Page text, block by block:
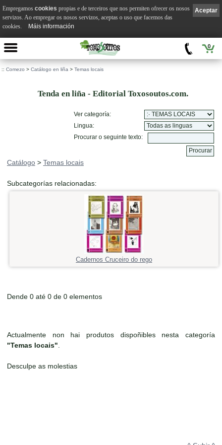
0
:: Comezo > Catálogo en liña > Temas locais
Tenda en liña - Editorial Toxosoutos.com.
Ver categoría:
Lingua:
Procurar o seguinte texto:
Catálogo > Temas locais
Subcategorías relacionadas:
Cadernos Cruceiro do rego
Dende 0 até 0 de 0 elementos
Actualmente non hai produtos dispoñibles nesta categoría
"Temas locais"
Desculpe as molestias
Aceptar
Empregamos cookies propias e de terceiros que nos permiten ofrecer os nosos
servizos. Ao empregar os nosos servizos, aceptas o uso que facemos das
cookies.
Máis información